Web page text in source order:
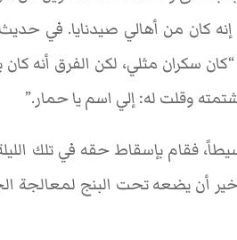
إنه كان من أهالي صيدنايا. في
قائلاً: “كان سكران مثلي، لكن الفرق
وقلت له: إلي اسم يا حمار.”
فقام بإسقاط حقه في تلك الليلة.
أن يضعه تحت البنج لمعالجة